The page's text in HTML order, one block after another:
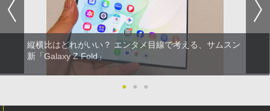
縦横比はどれがいい？ エンタメ目線で考える、サムスン
新「Galaxy Z Fold」
● ● ●